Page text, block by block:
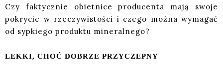
Czy faktycznie obietnice producenta mają swoje
pokrycie w rzeczywistości i czego można wymagać
od sypkiego produktu mineralnego?
LEKKI, CHOĆ DOBRZE PRZYCZEPNY